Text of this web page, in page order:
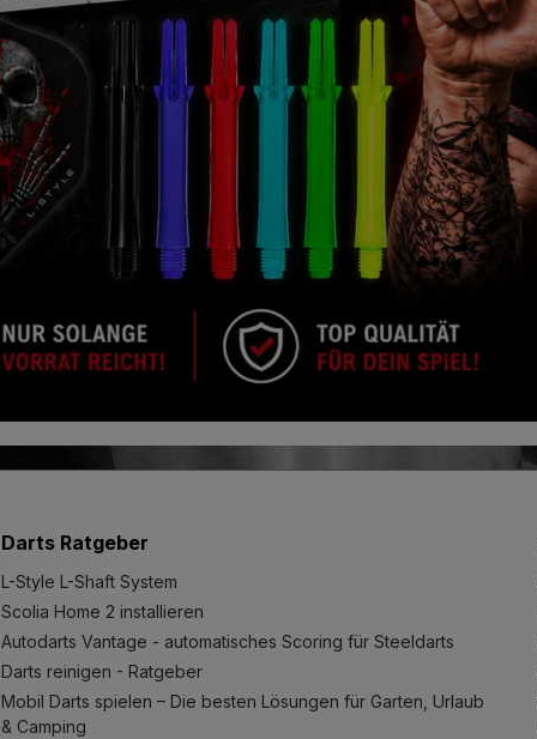
Darts Ratgeber
L-Style L-Shaft System
Scolia Home 2 installieren
Autodarts Vantage - automatisches Scoring für Steeldarts
Darts reinigen - Ratgeber
Mobil Darts spielen – Die besten Lösungen für Garten, Urlaub
& Camping